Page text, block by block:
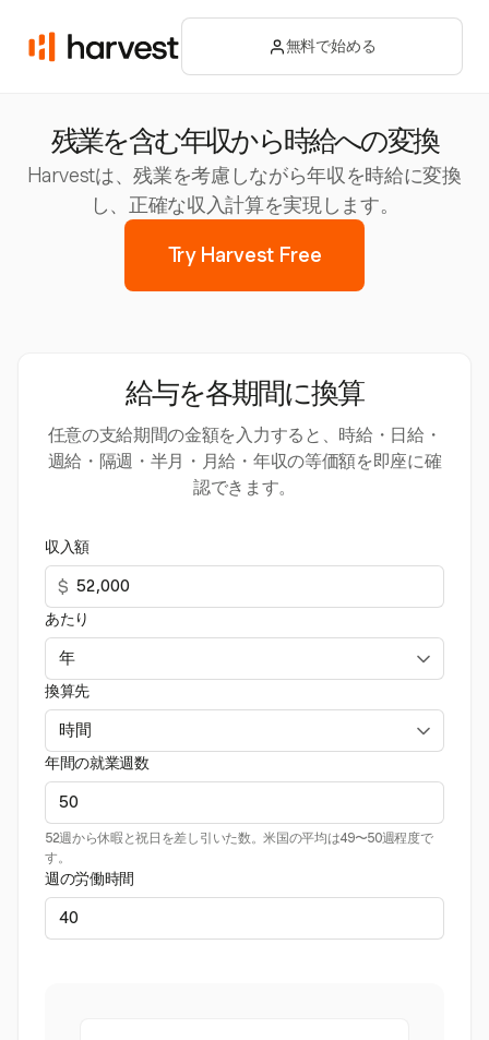
無料で始める
残業を含む年収から時給への変換
Harvestは、残業を考慮しながら年収を時給に変換
し、正確な収入計算を実現します。
Try Harvest Free
給与を各期間に換算
任意の支給期間の金額を入力すると、時給・日給・
週給・隔週・半月・月給・年収の等価額を即座に確
認できます。
収入額
$
あたり
換算先
年間の就業週数
52週から休暇と祝日を差し引いた数。米国の平均は49〜50週程度で
す。
週の労働時間